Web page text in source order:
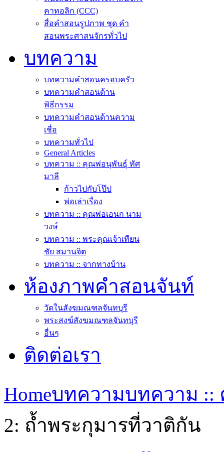
คาทอลิก (CCC)
สื่อคำสอนรูปภาพ ชุด คำ
สอนพระศาสนจักรทั่วไป
บทความ
บทความคำสอนครอบครัว
บทความคำสอนด้าน
พิธีกรรม
บทความคำสอนด้านความ
เชื่อ
บทความทั่วไป
General Articles
บทความ :: คุณพ่อนุพันธุ์ ทัศ
มาลี
ก้าวไปกับโป๊ป
พ่อเล่าเรื่อง
บทความ :: คุณพ่อเอนก นาม
วงษ์
บทความ :: พระคุณเจ้าเทียน
ชัย สมานจิต
บทความ :: จากทางบ้าน
ห้องภาพคำสอนจันท์
วัดในสังฆมณฑลจันทบุรี
พระสงฆ์สังฆมณฑลจันทบุรี
อื่นๆ
ติดต่อเรา
Homeบทความบทความ
2: ถ้ำพระกุมารที่วาติกัน